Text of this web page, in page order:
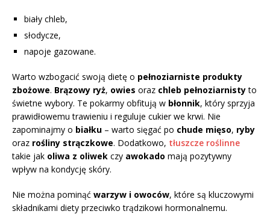
biały chleb,
słodycze,
napoje gazowane.
Warto wzbogacić swoją dietę o pełnoziarniste produkty
zbożowe. Brązowy ryż, owies oraz chleb pełnoziarnistyto
świetne wybory. Te pokarmy obfitują w błonnik, który sprzyja
prawidłowemu trawieniu i reguluje cukier we krwi. Nie
zapominajmy o białku – warto sięgać po chude mięso, ryby
oraz rośliny strączkowe. Dodatkowo, tłuszcze roślinne
takie jak oliwa z oliwek czy awokado mają pozytywny
wpływ na kondycję skóry.
Nie można pominąć warzyw i owoców, które są kluczowymi
składnikami diety przeciwko trądzikowi hormonalnemu.